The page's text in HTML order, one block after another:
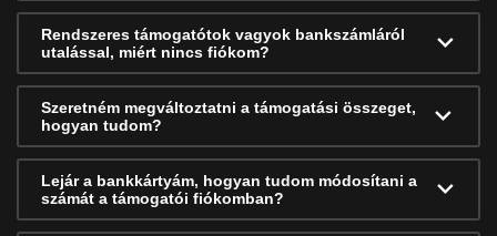
Rendszeres támogatótok vagyok bankszámláról
utalással, miért nincs fiókom?
Szeretném megváltoztatni a támogatási összeget,
hogyan tudom?
Lejár a bankkártyám, hogyan tudom módosítani a
számát a támogatói fiókomban?